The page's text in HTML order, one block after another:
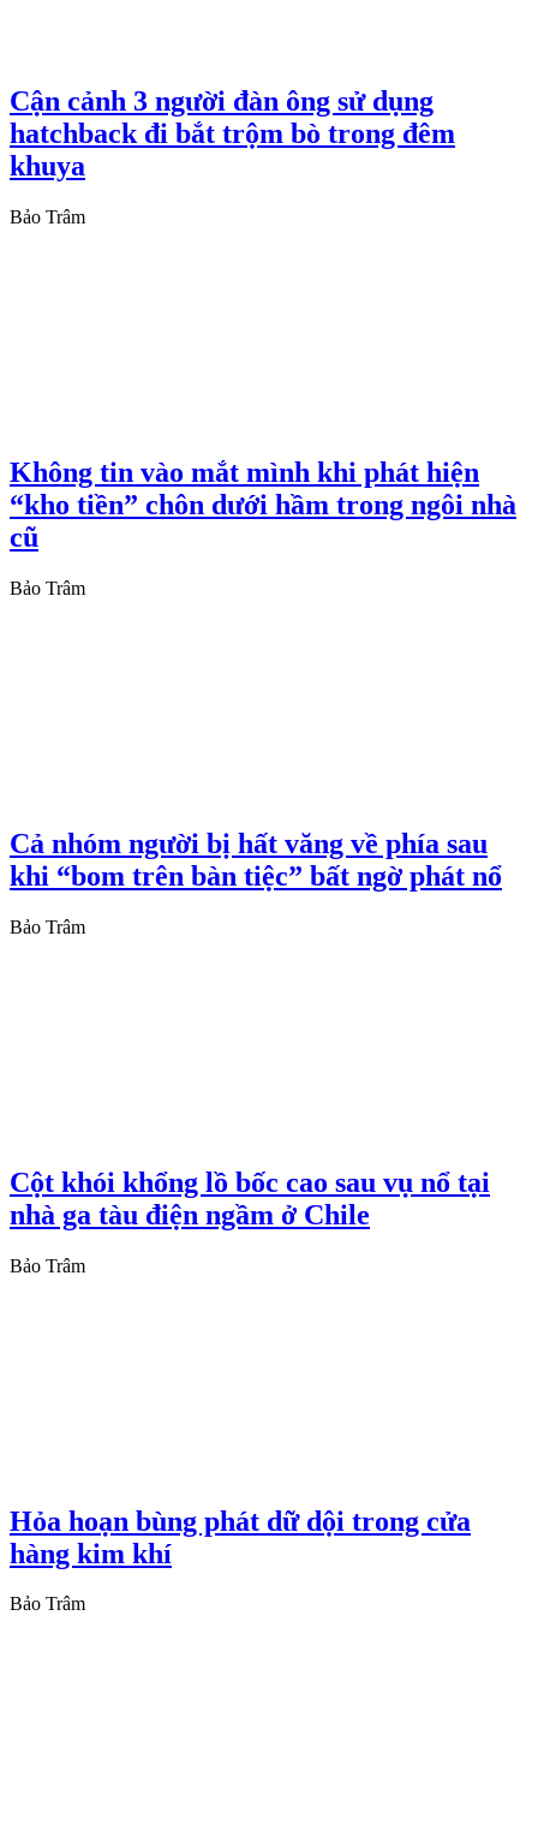
Cận cảnh 3 người đàn ông sử dụng
hatchback đi bắt trộm bò trong đêm
khuya
Bảo Trâm
Không tin vào mắt mình khi phát hiện
“kho tiền” chôn dưới hầm trong ngôi nhà
cũ
Bảo Trâm
Cả nhóm người bị hất văng về phía sau
khi “bom trên bàn tiệc” bất ngờ phát nổ
Bảo Trâm
Cột khói khổng lồ bốc cao sau vụ nổ tại
nhà ga tàu điện ngầm ở Chile
Bảo Trâm
Hỏa hoạn bùng phát dữ dội trong cửa
hàng kim khí
Bảo Trâm